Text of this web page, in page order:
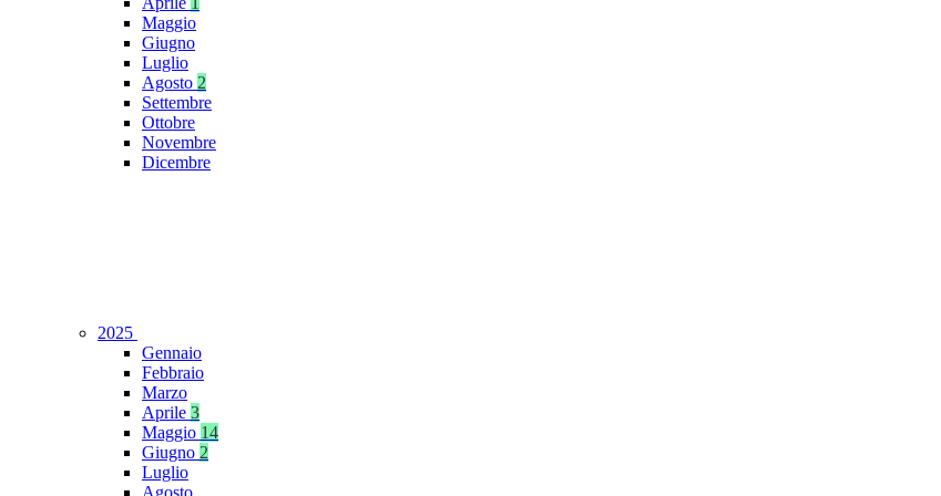
Maggio
Giugno
Luglio
Agosto 2
Settembre
Ottobre
Novembre
Dicembre
2025
Gennaio
Febbraio
Marzo
Aprile 3
Maggio 14
Giugno 2
Luglio